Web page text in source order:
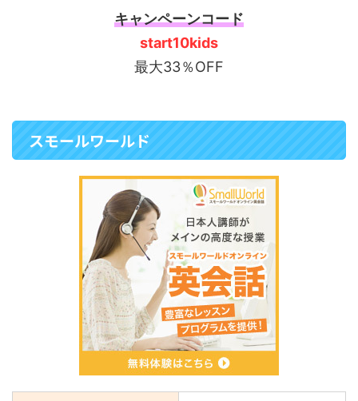
キャンペーンコード
start10kids
最大33％OFF
スモールワールド